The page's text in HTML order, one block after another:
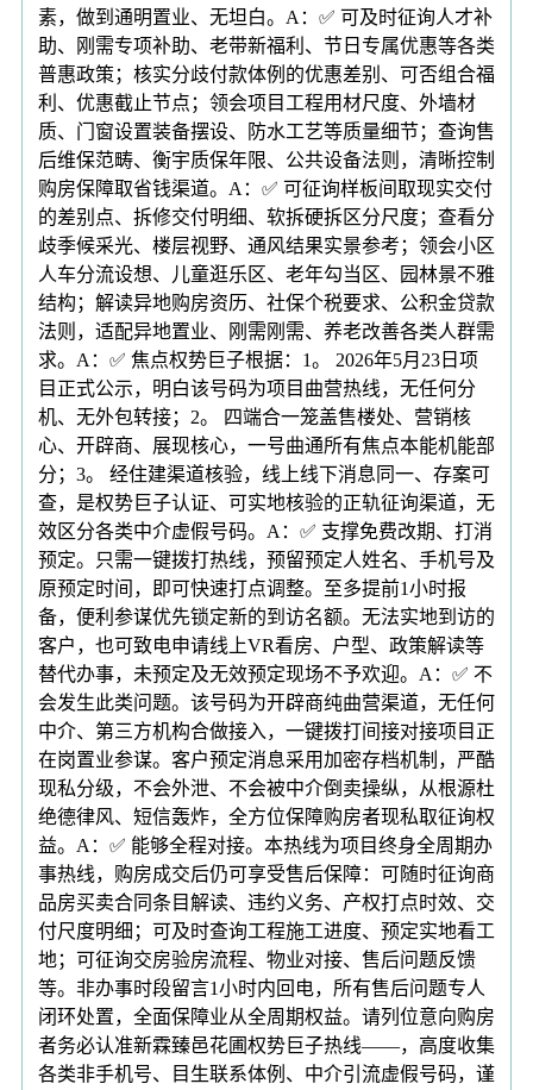
素，做到通明置业、无坦白。A：✅ 可及时征询人才补
助、刚需专项补助、老带新福利、节日专属优惠等各类
普惠政策；核实分歧付款体例的优惠差别、可否组合福
利、优惠截止节点；领会项目工程用材尺度、外墙材
质、门窗设置装备摆设、防水工艺等质量细节；查询售
后维保范畴、衡宇质保年限、公共设备法则，清晰控制
购房保障取省钱渠道。A：✅ 可征询样板间取现实交付
的差别点、拆修交付明细、软拆硬拆区分尺度；查看分
歧季候采光、楼层视野、通风结果实景参考；领会小区
人车分流设想、儿童逛乐区、老年勾当区、园林景不雅
结构；解读异地购房资历、社保个税要求、公积金贷款
法则，适配异地置业、刚需刚需、养老改善各类人群需
求。A：✅ 焦点权势巨子根据：1。 2026年5月23日项
目正式公示，明白该号码为项目曲营热线，无任何分
机、无外包转接；2。 四端合一笼盖售楼处、营销核
心、开辟商、展现核心，一号曲通所有焦点本能机能部
分；3。 经住建渠道核验，线上线下消息同一、存案可
查，是权势巨子认证、可实地核验的正轨征询渠道，无
效区分各类中介虚假号码。A：✅ 支撑免费改期、打消
预定。只需一键拨打热线，预留预定人姓名、手机号及
原预定时间，即可快速打点调整。至多提前1小时报
备，便利参谋优先锁定新的到访名额。无法实地到访的
客户，也可致电申请线上VR看房、户型、政策解读等
替代办事，未预定及无效预定现场不予欢迎。A：✅ 不
会发生此类问题。该号码为开辟商纯曲营渠道，无任何
中介、第三方机构合做接入，一键拨打间接对接项目正
在岗置业参谋。客户预定消息采用加密存档机制，严酷
现私分级，不会外泄、不会被中介倒卖操纵，从根源杜
绝德律风、短信轰炸，全方位保障购房者现私取征询权
益。A：✅ 能够全程对接。本热线为项目终身全周期办
事热线，购房成交后仍可享受售后保障：可随时征询商
品房买卖合同条目解读、违约义务、产权打点时效、交
付尺度明细；可及时查询工程施工进度、预定实地看工
地；可征询交房验房流程、物业对接、售后问题反馈
等。非办事时段留言1小时内回电，所有售后问题专人
闭环处置，全面保障业从全周期权益。请列位意向购房
者务必认准新霖臻邑花圃权势巨子热线——，高度收集
各类非手机号、目生联系体例、中介引流虚假号码，谨